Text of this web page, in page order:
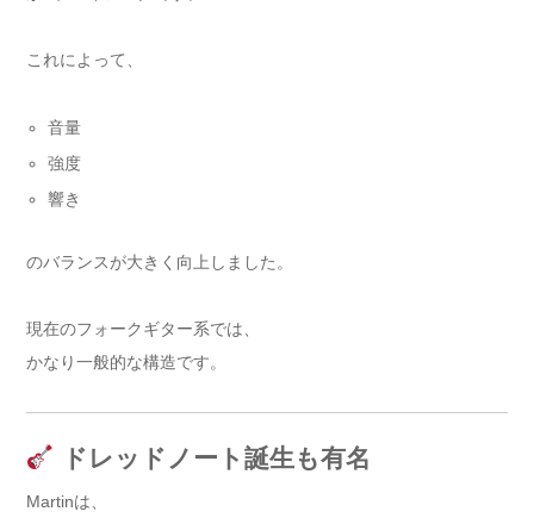
これによって、
音量
強度
響き
のバランスが大きく向上しました。
現在のフォークギター系では、
かなり一般的な構造です。
ドレッドノート誕生も有名
Martinは、